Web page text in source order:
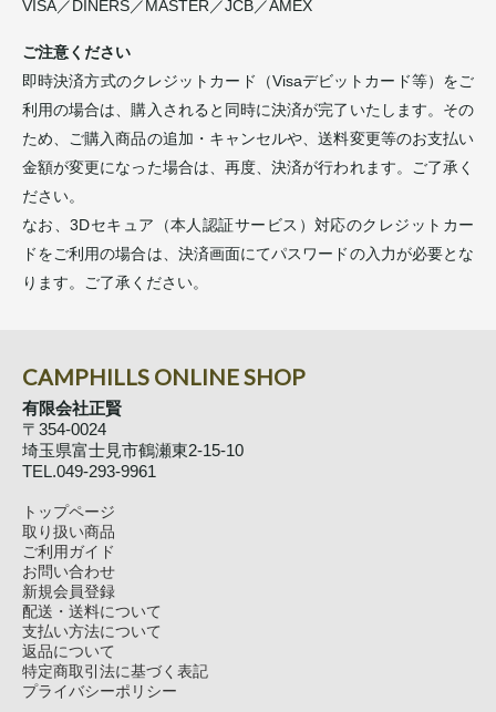
VISA／DINERS／MASTER／JCB／AMEX
ご注意ください
即時決済方式のクレジットカード（Visaデビットカード等）をご
利用の場合は、購入されると同時に決済が完了いたします。その
ため、ご購入商品の追加・キャンセルや、送料変更等のお支払い
金額が変更になった場合は、再度、決済が行われます。ご了承く
ださい。
なお、3Dセキュア（本人認証サービス）対応のクレジットカー
ドをご利用の場合は、決済画面にてパスワードの入力が必要とな
ります。ご了承ください。
CAMPHILLS ONLINE SHOP
有限会社正賢
〒354-0024
埼玉県富士見市鶴瀬東2-15-10
TEL.049-293-9961
トップページ
取り扱い商品
ご利用ガイド
お問い合わせ
新規会員登録
配送・送料について
支払い方法について
返品について
特定商取引法に基づく表記
プライバシーポリシー